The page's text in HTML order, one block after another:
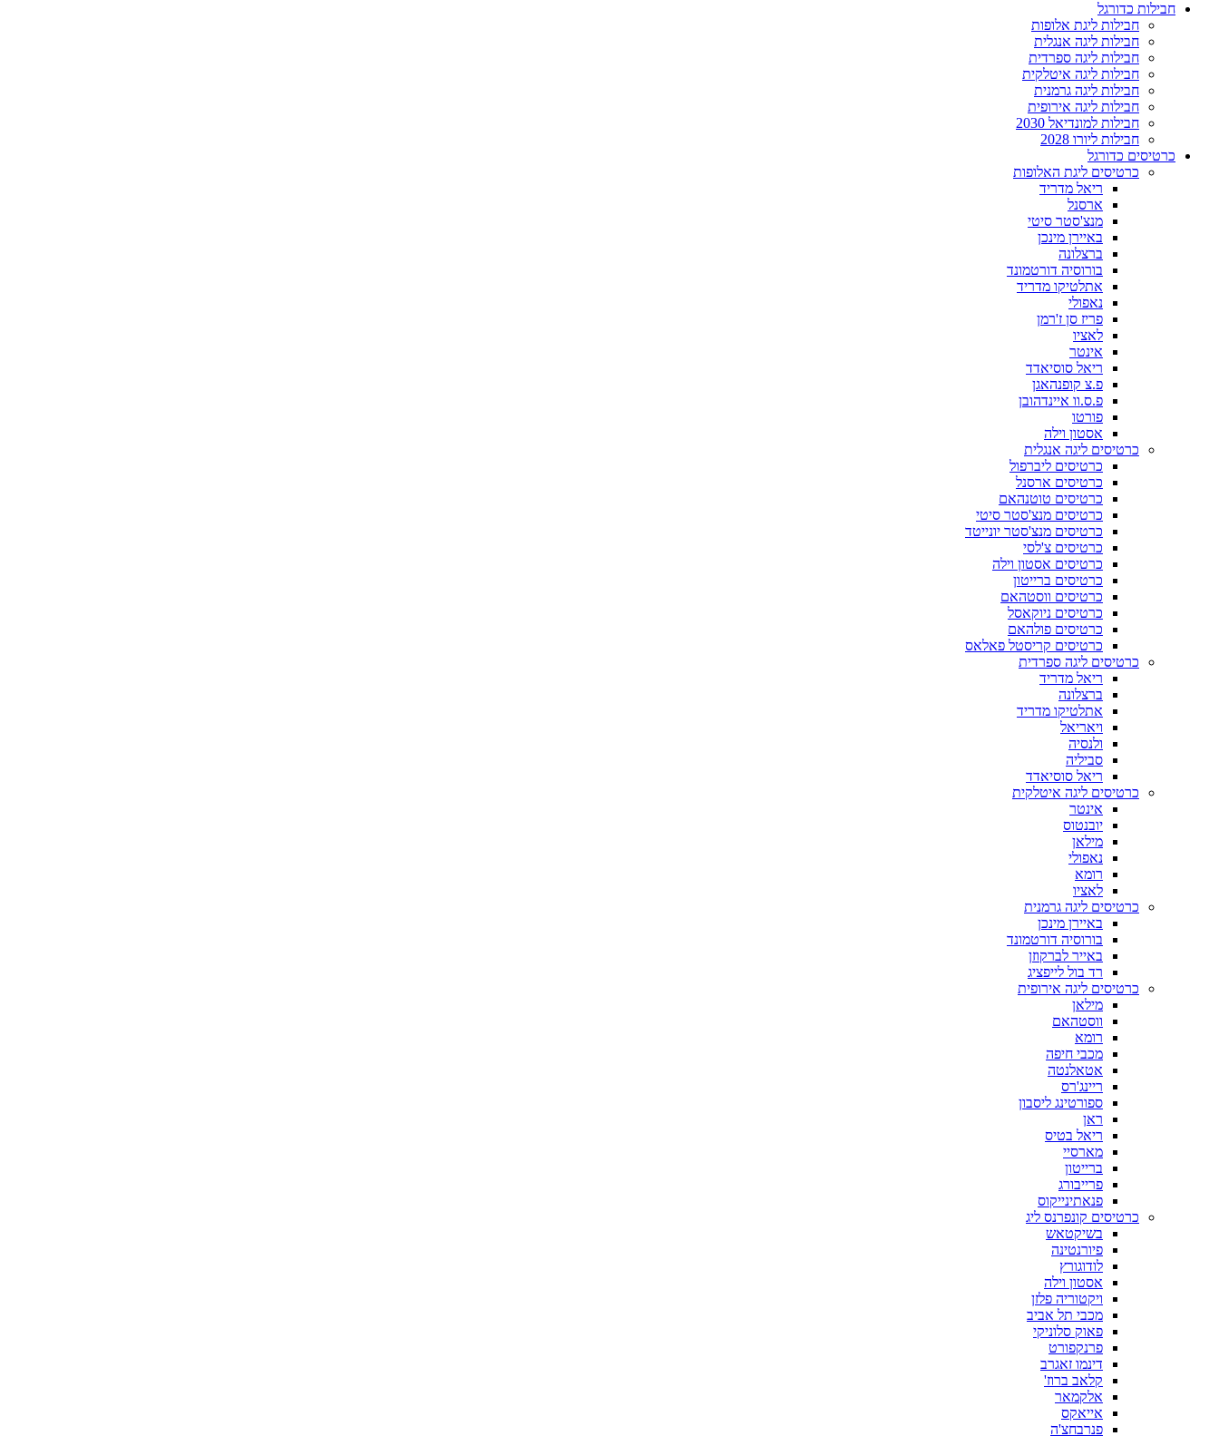
חבילות כדורגל
חבילות ליגת אלופות
חבילות ליגה אנגלית
חבילות ליגה ספרדית
חבילות ליגה איטלקית
חבילות ליגה גרמנית
חבילות ליגה אירופית
חבילות למונדיאל 2030
חבילות ליורו 2028
כרטיסים כדורגל
כרטיסים ליגת האלופות
ריאל מדריד
ארסנל
מנצ'סטר סיטי
באיירן מינכן
ברצלונה
בורוסיה דורטמונד
אתלטיקו מדריד
נאפולי
פריז סן ז'רמן
לאציו
אינטר
ריאל סוסיאדד
פ.צ קופנהאגן
פ.ס.וו איינדהובן
פורטו
אסטון וילה
כרטיסים ליגה אנגלית
כרטיסים ליברפול
כרטיסים ארסנל
כרטיסים טוטנהאם
כרטיסים מנצ'סטר סיטי
כרטיסים מנצ'סטר יונייטד
כרטיסים צ'לסי
כרטיסים אסטון וילה
כרטיסים ברייטון
כרטיסים ווסטהאם
כרטיסים ניוקאסל
כרטיסים פולהאם
כרטיסים קריסטל פאלאס
כרטיסים ליגה ספרדית
ריאל מדריד
ברצלונה
אתלטיקו מדריד
ויאריאל
ולנסיה
סביליה
ריאל סוסיאדד
כרטיסים ליגה איטלקית
אינטר
יובנטוס
מילאן
נאפולי
רומא
לאציו
כרטיסים ליגה גרמנית
באיירן מינכן
בורוסיה דורטמונד
באייר לברקוזן
רד בול לייפציג
כרטיסים ליגה אירופית
מילאן
ווסטהאם
רומא
מכבי חיפה
אטאלנטה
ריינג'רס
ספורטינג ליסבון
ראן
ריאל בטיס
מארסיי
ברייטון
פרייבורג
פנאתינייקוס
כרטיסים קונפרנס ליג
בשיקטאש
פיורנטינה
לודוגורץ
אסטון וילה
ויקטוריה פלזן
מכבי תל אביב
פאוק סלוניקי
פרנקפורט
דינמו זאגרב
קלאב ברוז'
אלקמאר
אייאקס
פנרבחצ'ה